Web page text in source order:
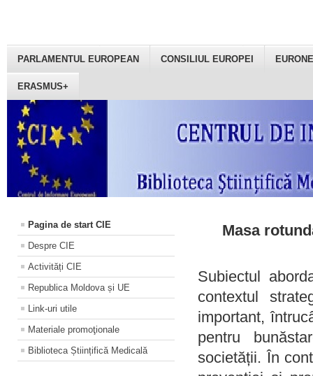
PARLAMENTUL EUROPEAN CONSILIUL EUROPEI
ERASMUS+
Pagina de start CIE
Despre CIE
Activități CIE
Republica Moldova și UE
Link-uri utile
Materiale promoţionale
Biblioteca Științifică Medicală
Masa
Subiectul
contextul
important,
pentru
societății. În